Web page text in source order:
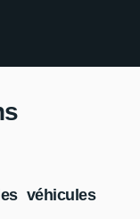
véhicules